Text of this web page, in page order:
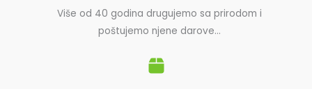
Više od 40 godina drugujemo sa prirodom i
poštujemo njene darove…